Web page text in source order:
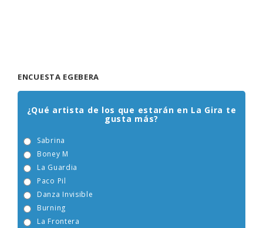
ENCUESTA EGEBERA
¿Qué artista de los que estarán en La Gira te
gusta más?
Sabrina
Boney M
La Guardia
Paco Pil
Danza Invisible
Burning
La Frontera